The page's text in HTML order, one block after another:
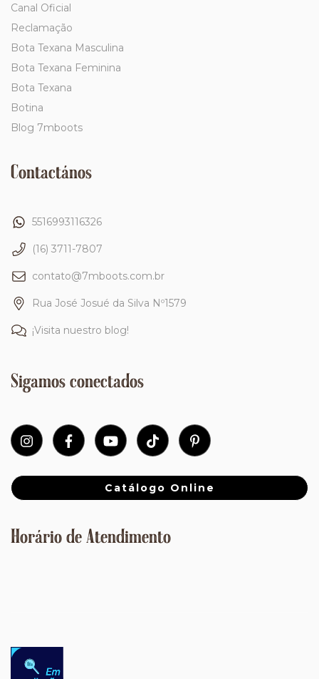
Canal Oficial
Reclamação
Bota Texana Masculina
Bota Texana Feminina
Bota Texana
Botina
Blog 7mboots
Contactános
5516993116326
(16) 3711-7807
contato@7mboots.com.br
Rua José Josué da Silva Nº1579
¡Visita nuestro blog!
Sigamos conectados
Catálogo Online
Horário de Atendimento